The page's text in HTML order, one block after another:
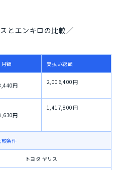
とエンキロの比較／
月額 支払い総額
円 2,006,400円
円
1,417,800円
較条件
トヨタ ヤリス